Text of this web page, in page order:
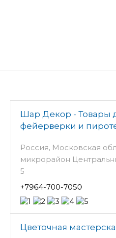
Шар Декор - Товары
фейерверки и
Россия, Московская
микрорайон
5
+7964-700-7050
Цветочная